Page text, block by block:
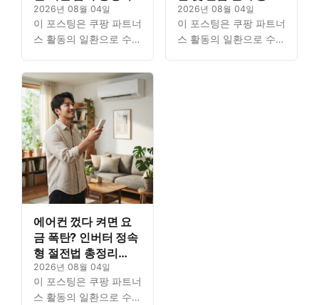
2026년 08월 04일
이 포스팅은 쿠팡 파트너
스 활동의 일환으로 수수
다. Contents1. 복지 지
원금 신청 절차 A to Z:
정의와 현대적 ...
Read…
리
2026년 08월 04일
이 포스팅은 쿠팡 파트너
스 활동의 일환으로 수수
에어컨 껐다 켜면 요
금 폭탄? 인버터 정속
형 절전법 총정리
(2026년 기준)
2026년 08월 04일
이 포스팅은 쿠팡 파트너
스 활동의 일환으로 수수